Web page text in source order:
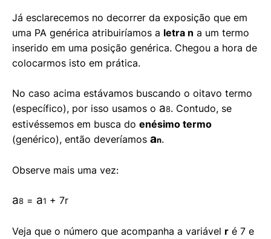
Já esclarecemos no decorrer da exposição que em
uma PA genérica atribuiríamos a letra n a um termo
inserido em uma posição genérica. Chegou a hora de
colocarmos isto em prática.
No caso acima estávamos buscando o oitavo termo
(específico), por isso usamos o a8. Contudo, se
estivéssemos em busca do enésimo termo
(genérico), então deveríamos an.
Observe mais uma vez:
a8 = a1 + 7r
Veja que o número que acompanha a variável r é 7 e